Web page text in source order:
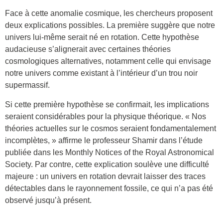
Face à cette anomalie cosmique, les chercheurs proposent
deux explications possibles. La première suggère que notre
univers lui-même serait né en rotation. Cette hypothèse
audacieuse s’alignerait avec certaines théories
cosmologiques alternatives, notamment celle qui envisage
notre univers comme existant à l’intérieur d’un trou noir
supermassif.
Si cette première hypothèse se confirmait, les implications
seraient considérables pour la physique théorique. « Nos
théories actuelles sur le cosmos seraient fondamentalement
incomplètes, » affirme le professeur Shamir dans l’étude
publiée dans les Monthly Notices of the Royal Astronomical
Society. Par contre, cette explication soulève une difficulté
majeure : un univers en rotation devrait laisser des traces
détectables dans le rayonnement fossile, ce qui n’a pas été
observé jusqu’à présent.